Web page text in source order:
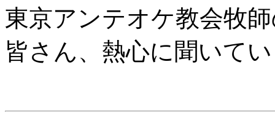
東京アンテオケ教会牧
皆さん、熱心に聞いて